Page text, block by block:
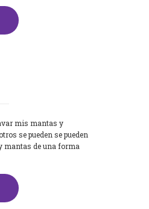
mis mantas y
se pueden se pueden
mantas de una forma